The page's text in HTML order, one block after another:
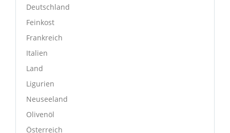
Deutschland
Feinkost
Frankreich
Italien
Land
Ligurien
Neuseeland
Olivenöl
Österreich